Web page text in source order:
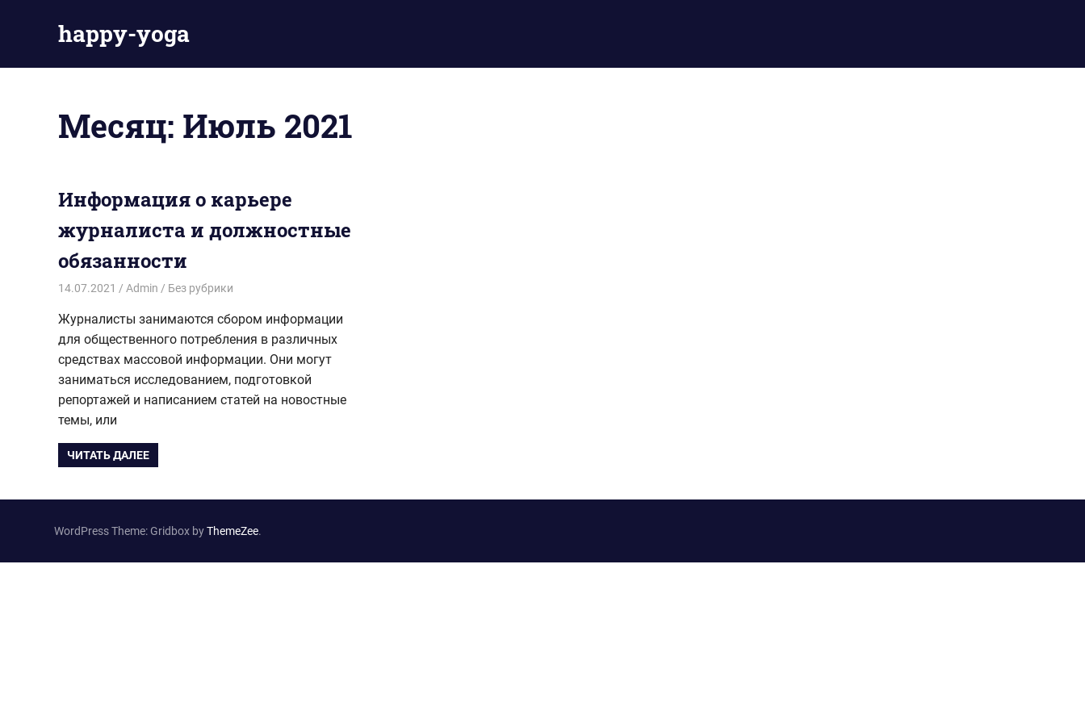
к
happy-yoga
на
WordPress
Месяц: Июль 2021
Информация о карьере
журналиста и должностные
обязанности
14.07.2021 Admin Без рубрики
Журналисты занимаются сбором информации
для общественного потребления в различных
средствах массовой информации. Они могут
заниматься исследованием, подготовкой
репортажей и написанием статей на новостные
темы, или
ЧИТАТЬ ДАЛЕЕ
WordPress Theme: Gridbox byThemeZee.